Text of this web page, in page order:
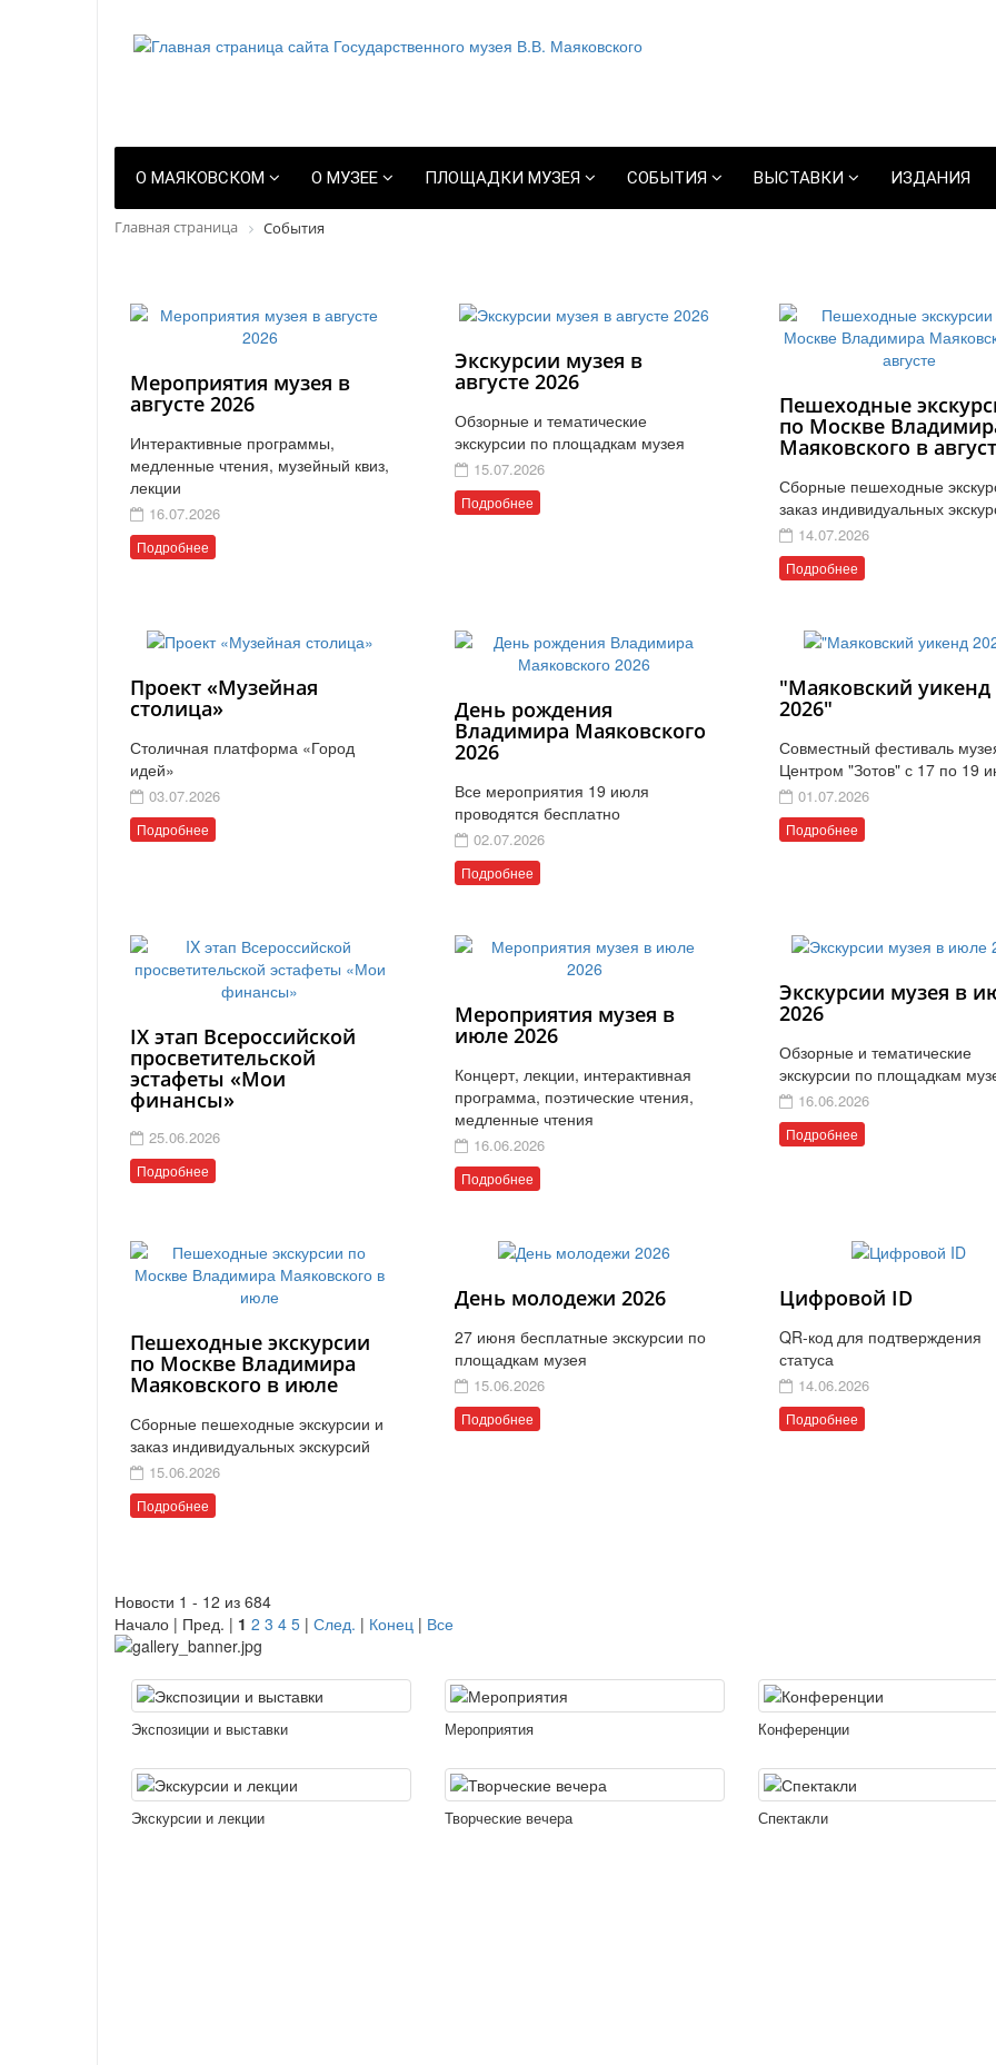
О МАЯКОВСКОМ О МУЗЕЕ ПЛОЩАДКИ МУЗЕЯ СОБЫТИЯ ВЫСТАВКИ ИЗДАНИЯ
Главная страница События
Мероприятия музея в
августе 2026
Интерактивные программы,
медленные чтения, музейный квиз,
лекции
16.07.2026
Подробнее
Экскурсии музея в
августе 2026
Обзорные и тематические
экскурсии по площадкам музея
15.07.2026
Подробнее
Пешеходные
по Москве
Маяковского в
Сборные пешеходные
заказ индивидуальных
14.07.2026
Подробнее
Проект «Музейная
столица»
Столичная платформа «Город
идей»
03.07.2026
Подробнее
День рождения
Владимира Маяковского
2026
Все мероприятия 19 июля
проводятся бесплатно
02.07.2026
Подробнее
"Маяковский уикенд
2026"
Совместный фестиваль
Центром "Зотов" с 17 по 19
01.07.2026
Подробнее
IX этап Всероссийской
просветительской
эстафеты «Мои
финансы»
25.06.2026
Подробнее
Мероприятия музея в
июле 2026
Концерт, лекции, интерактивная
программа, поэтические чтения,
медленные чтения
16.06.2026
Подробнее
Экскурсии музея в
2026
Обзорные и тематические
экскурсии по площадкам
16.06.2026
Подробнее
Пешеходные экскурсии
по Москве Владимира
Маяковского в июле
Сборные пешеходные экскурсии и
заказ индивидуальных экскурсий
15.06.2026
Подробнее
День молодежи 2026
27 июня бесплатные экскурсии по
площадкам музея
15.06.2026
Подробнее
Цифровой ID
QR-код для подтверждения
статуса
14.06.2026
Подробнее
Новости 1 - 12 из 684
Начало | Пред. | 1 2 3 4 5 | След. | Конец | Все
Экспозиции и выставки Мероприятия Конференции
Экскурсии и лекции Творческие вечера Спектакли